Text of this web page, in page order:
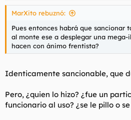
MarXito rebuznó:
Pues entonces habrá que sancionar
al monte ese a desplegar una mega-
hacen con ánimo frentista?
Identicamente sancionable, que
Pero, ¿quien lo hizo? ¿fue un
funcionario al uso? ¿se le pillo o